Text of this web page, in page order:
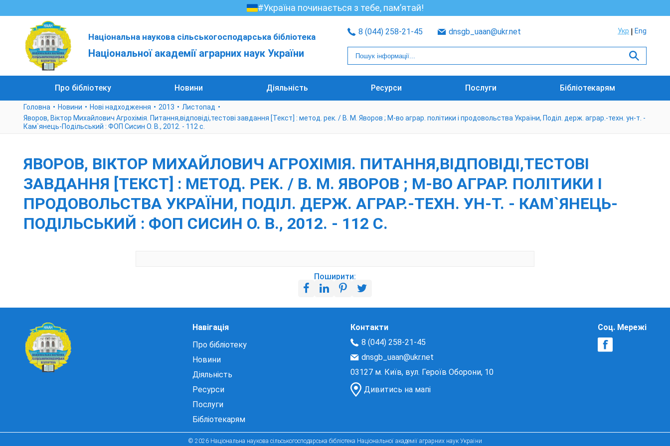
#Україна починається з тебе, пам’ятай!
Національна наукова сільськогосподарська бібліотека
Національної академії аграрних наук України
8 (044) 258-21-45 dnsgb_uaan@ukr.net Укр Eng
Про бібліотеку Новини Діяльність Ресурси Послуги Бібліотекарям
Головна Новини Нові надходження 2013
Листопад
Яворов, Віктор Михайлович Агрохімія. Питання,відповіді,тестові завдання [Текст] : метод. рек. / В. М. Яворов ; М-во аграр. політики і продовольства України, Поділ. держ. аграр.-техн. ун-т. -
Кам`янець-Подільський : ФОП Сисин О. В., 2012. - 112 с.
ЯВОРОВ, ВІКТОР МИХАЙЛОВИЧ АГРОХІМІЯ. ПИТАННЯ,ВІДПОВІДІ,ТЕСТОВІ
ЗАВДАННЯ [ТЕКСТ] : МЕТОД. РЕК. / В. М. ЯВОРОВ ; М-ВО АГРАР. ПОЛІТИКИ І
ПРОДОВОЛЬСТВА УКРАЇНИ, ПОДІЛ. ДЕРЖ. АГРАР.-ТЕХН. УН-Т. - КАМ`ЯНЕЦЬ-
ПОДІЛЬСЬКИЙ : ФОП СИСИН О. В., 2012. - 112 С.
Поширити:
Навігація
Про бібліотеку
Новини
Діяльність
Ресурси
Послуги
Бібліотекарям
Контакти
8 (044) 258-21-45
dnsgb_uaan@ukr.net
03127 м. Київ, вул. Героїв Оборони, 10
Дивитись на мапі
Соц. Мережі
© 2026 Національна наукова сільськогосподарська бібліотека Національної академії аграрних наук України